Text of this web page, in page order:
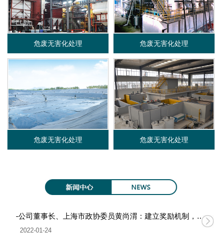
有
限
公
司
危废无害化处理 危废无害化处理
危废无害化处理 危废无害化处理
-公司董事长、上海市政协委员黄尚渭：建立奖励机制，促进无废城市建设
2022-01-24